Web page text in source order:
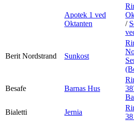
Apotek 1 ved
Oktanten
/
Berit Nordstrand Sunkost
Besafe Barnas Hus
Bialetti
Jernia